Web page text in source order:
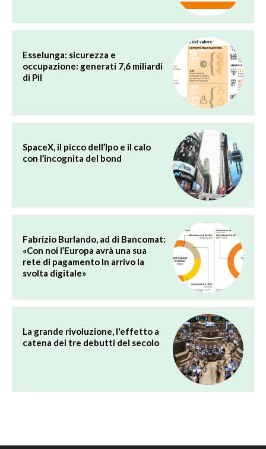
Esselunga: sicurezza e
occupazione: generati 7,6 miliardi
di Pil
SpaceX, il picco dell’Ipo e il calo
con l’incognita del bond
Fabrizio Burlando, ad di Bancomat:
«Con noi l’Europa avrà una sua
rete di pagamento In arrivo la
svolta digitale»
La grande rivoluzione, l'effetto a
catena dei tre debutti del secolo